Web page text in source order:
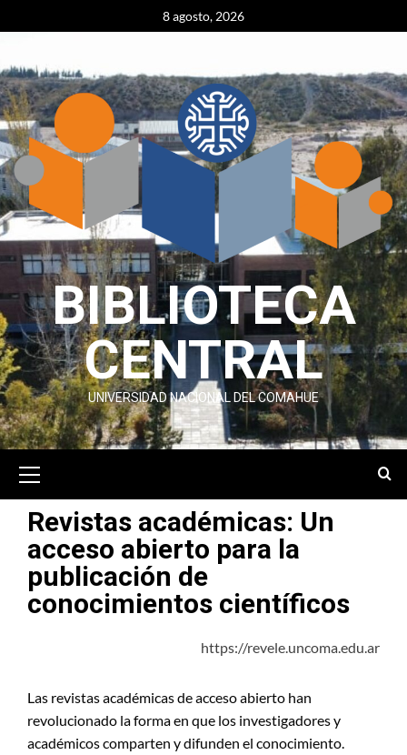
8 agosto, 2026
BIBLIOTECA
CENTRAL
UNIVERSIDAD NACIONAL DEL COMAHUE
Revistas académicas: Un
acceso abierto para la
publicación de
conocimientos científicos
https://revele.uncoma.edu.ar
Las revistas académicas de acceso abierto han
revolucionado la forma en que los investigadores y
académicos comparten y difunden el conocimiento.